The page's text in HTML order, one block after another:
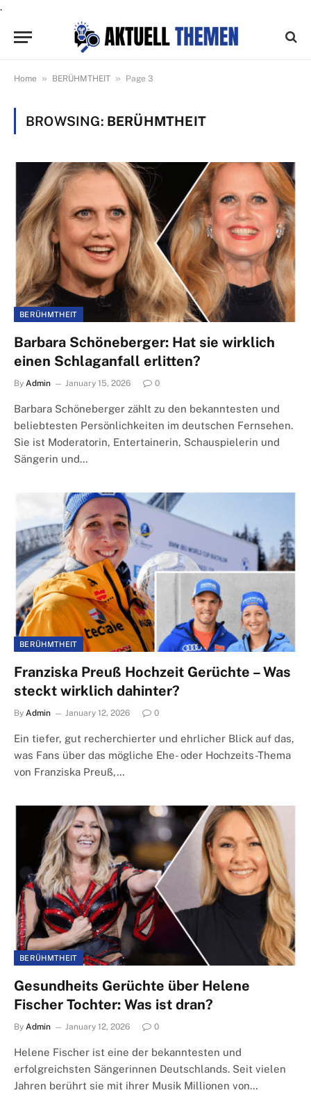
.
Home » BERÜHMTHEIT » Page 3
BROWSING: BERÜHMTHEIT
BERÜHMTHEIT
Barbara Schöneberger: Hat sie wirklich
einen Schlaganfall erlitten?
By Admin January 15, 2026 0
Barbara Schöneberger zählt zu den bekanntesten und
beliebtesten Persönlichkeiten im deutschen Fernsehen.
Sie ist Moderatorin, Entertainerin, Schauspielerin und
Sängerin und…
BERÜHMTHEIT
Franziska Preuß Hochzeit Gerüchte – Was
steckt wirklich dahinter?
By Admin January 12, 2026 0
Ein tiefer, gut recherchierter und ehrlicher Blick auf das,
was Fans über das mögliche Ehe- oder Hochzeits-Thema
von Franziska Preuß,…
BERÜHMTHEIT
Gesundheits Gerüchte über Helene
Fischer Tochter: Was ist dran?
By Admin January 12, 2026 0
Helene Fischer ist eine der bekanntesten und
erfolgreichsten Sängerinnen Deutschlands. Seit vielen
Jahren berührt sie mit ihrer Musik Millionen von…